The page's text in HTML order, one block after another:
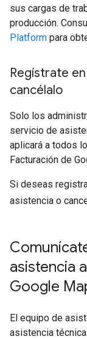
sus cargas de
producción.
Platform para
Regístrate
cancélalo
Solo los
servicio de
aplicará a todos
Facturación de
Si deseas
asistencia o
asistencia
Google
El equipo de
asistencia